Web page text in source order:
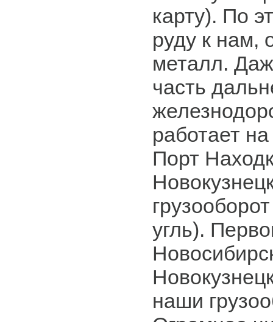
карту). По
руду к нам,
металл.
часть
работает
Порт
угль).
наши